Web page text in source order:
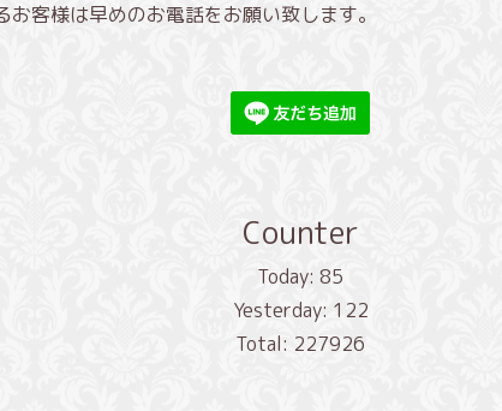
客様は早めのお電話をお願い致します。
Counter
Today: 85
Yesterday: 122
Total: 227926